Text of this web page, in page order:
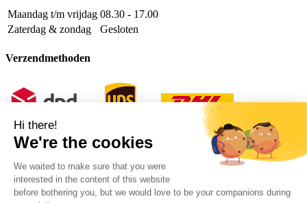
Maandag t/m vrijdag 08.30 - 17.00
Zaterdag & zondag
Gesloten
Verzendmethoden